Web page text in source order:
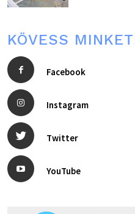
KÖVESS
Facebook
Instagram
Twitter
YouTube